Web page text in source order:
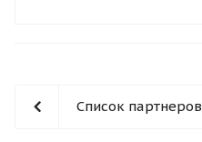
Список партнеров